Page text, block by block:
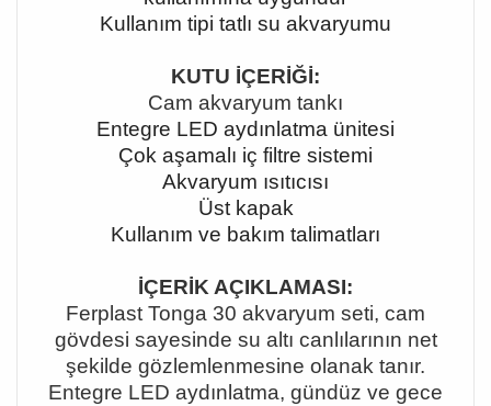
Kullanım tipi tatlı su akvaryumu
KUTU İÇERİĞİ:
Cam akvaryum tankı
Entegre LED aydınlatma ünitesi
Çok aşamalı iç filtre sistemi
Akvaryum ısıtıcısı
Üst kapak
Kullanım ve bakım talimatları
İÇERİK AÇIKLAMASI:
Ferplast Tonga 30 akvaryum seti, cam
gövdesi sayesinde su altı canlılarının net
şekilde gözlemlenmesine olanak tanır.
Entegre LED aydınlatma, gündüz ve gece